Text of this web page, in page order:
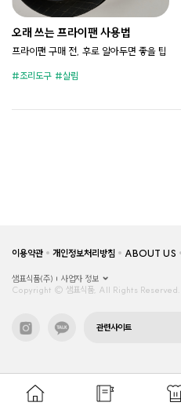
오래 쓰는 프라이팬 사용법
프라이팬 구매 전, 후로 알아두면 좋을 팁
조리도구 살림
이용약관 개인정보처리방침 ABOUT US
샘표식품(주)
사업자 정보
Copyright © 샘표식품, All Rights Reserved.
관련사이트